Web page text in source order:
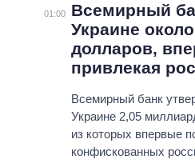
01:00
Всемирный
Украине
долларов,
привлекая
Всемирный банк
Украине 2,05
из которых впервые
конфискованных